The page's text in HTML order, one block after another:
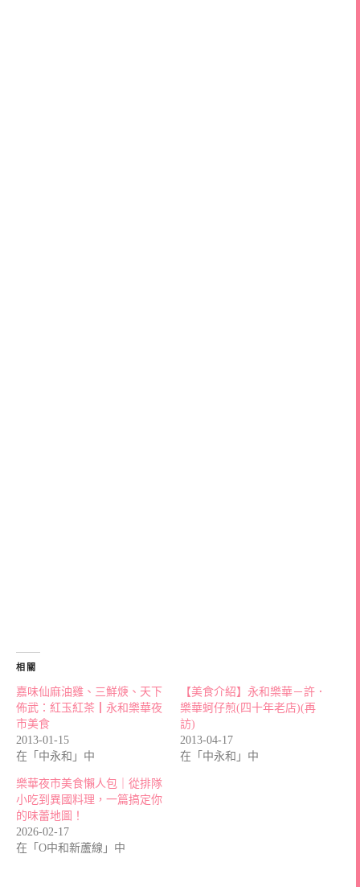
相關
嘉味仙麻油雞、三鮮焿、天下
佈武：紅玉紅茶┃永和樂華夜
市美食
2013-01-15
在「中永和」中
【美食介紹】永和樂華－許．
樂華蚵仔煎(四十年老店)(再
訪)
2013-04-17
在「中永和」中
樂華夜市美食懶人包｜從排隊
小吃到異國料理，一篇搞定你
的味蕾地圖！
2026-02-17
在「O中和新蘆線」中